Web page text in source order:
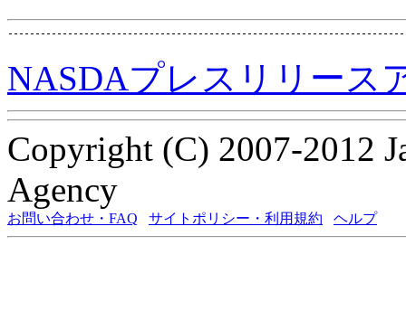
NASDAプレスリリース
Copyright (C) 2007-2012
Agency
お問い合わせ・FAQ サイトポリシー・利用規約 ヘルプ